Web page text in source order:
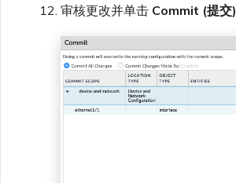
审核更改并单击 Commit (提交)